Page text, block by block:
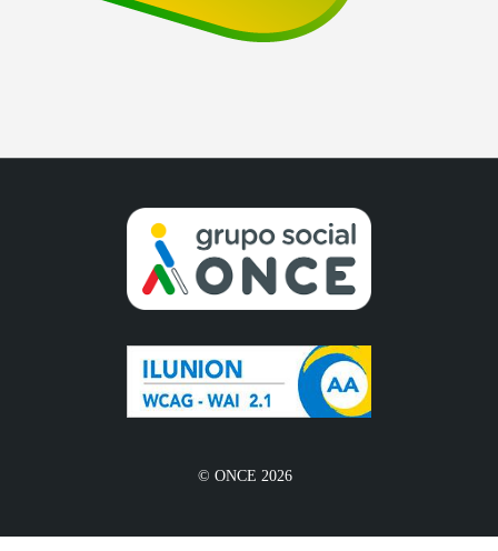
© ONCE 2026